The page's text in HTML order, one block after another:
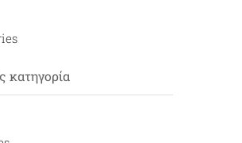
κατηγορία